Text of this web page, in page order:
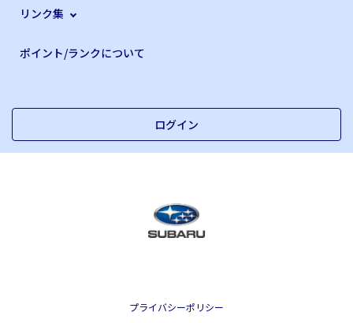
リンク集
ポイント/ランクについて
ログイン
プライバシーポリシー